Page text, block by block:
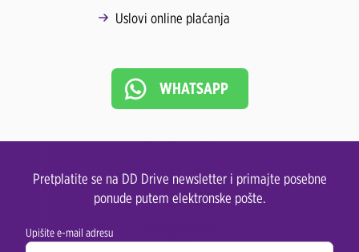
Uslovi online plaćanja
WHATSAPP
Pretplatite se na DD Drive newsletter i primajte posebne
ponude putem elektronske pošte.
Upišite e-mail adresu